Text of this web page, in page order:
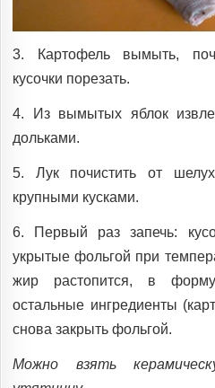
3. Картофель вымыть,
кусочки порезать.
4. Из вымытых яблок
дольками.
5. Лук почистить от
крупными кусками.
6. Первый раз запечь:
укрытые фольгой при
жир растопится, в
остальные ингредиенты
снова закрыть фольгой.
Можно взять